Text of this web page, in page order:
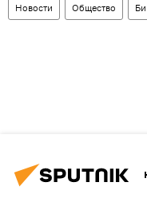
Новости Общество